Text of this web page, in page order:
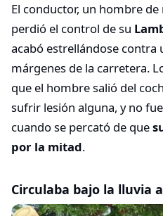
El conductor, un hombre
perdió el control de su
acabó estrellándose contra
márgenes de la carretera.
que el hombre salió del
sufrir lesión alguna, y no
cuando se percató de que
por la mitad.
Circulaba bajo la lluvia